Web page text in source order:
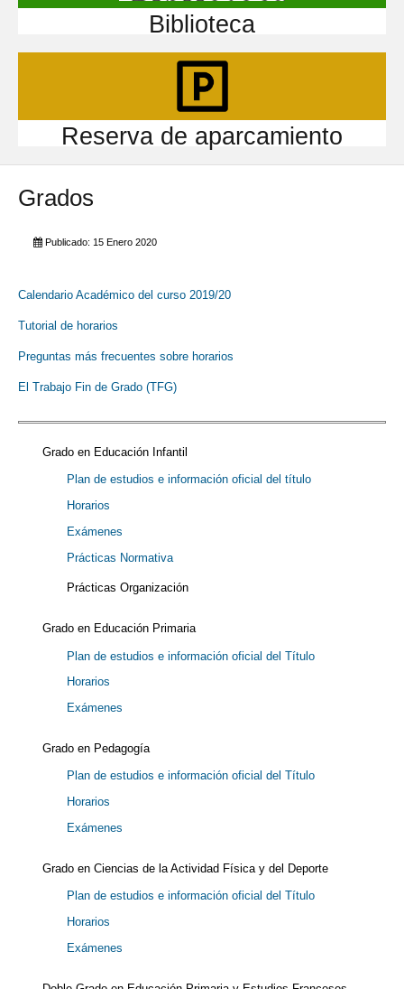
Biblioteca
Reserva de aparcamiento
Grados
Publicado: 15 Enero 2020
Calendario Académico del curso 2019/20
Tutorial de horarios
Preguntas más frecuentes sobre horarios
El Trabajo Fin de Grado (TFG)
Grado en Educación Infantil
Plan de estudios e información oficial del título
Horarios
Exámenes
Prácticas Normativa
Prácticas Organización
Grado en Educación Primaria
Plan de estudios e información oficial del Título
Horarios
Exámenes
Grado en Pedagogía
Plan de estudios e información oficial del Título
Horarios
Exámenes
Grado en Ciencias de la Actividad Física y del Deporte
Plan de estudios e información oficial del Título
Horarios
Exámenes